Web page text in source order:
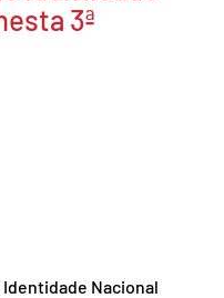
3ª
Identidade Nacional